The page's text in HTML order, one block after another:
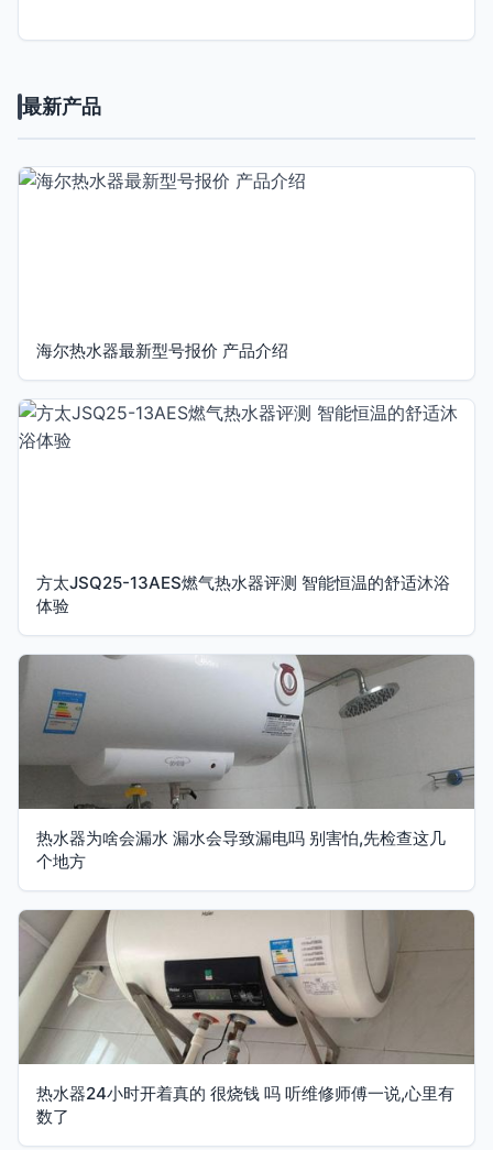
最新产品
海尔热水器最新型号报价 产品介绍
方太JSQ25-13AES燃气热水器评测 智能恒温的舒适沐浴
体验
热水器为啥会漏水 漏水会导致漏电吗 别害怕,先检查这几
个地方
热水器24小时开着真的 很烧钱 吗 听维修师傅一说,心里有
数了